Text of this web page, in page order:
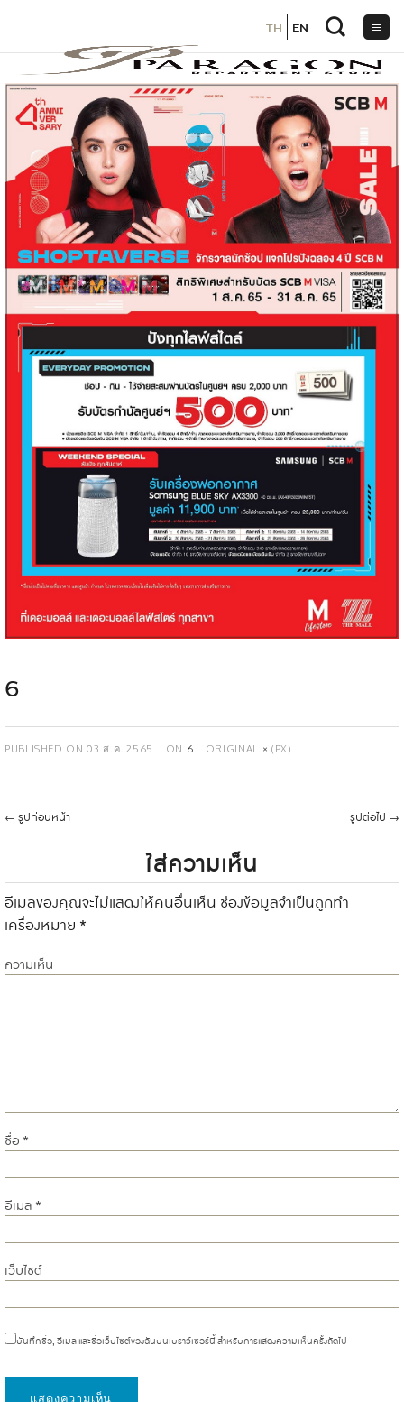
ยัง
6
PUBLISHED ON03 ส.ค. 2565 ON 6 ORIGINAL × (PX)
← รูปก่อนหน้า รูปต่อไป →
ใส่ความเห็น
อีเมลของคุณจะไม่แสดงให้คนอื่นเห็น ช่องข้อมูลจำเป็นถูกทำ
เครื่องหมาย *
ความเห็น
ชื่อ *
อีเมล *
เว็บไซต์
บันทึกชื่อ, อีเมล และชื่อเว็บไซต์ของฉันบนเบราว์เซอร์นี้ สำหรับการแสดงความเห็นครั้งถัดไป
TH EN
TH EN